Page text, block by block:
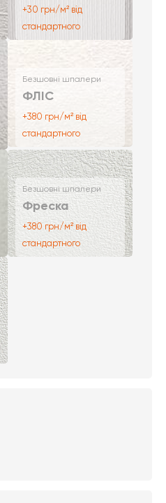
+30 грн/м² від
стандартного
Безшовні шпалери
ФЛІС
+380 грн/м² від
стандартного
Безшовні шпалери
Фреска
+380 грн/м² від
стандартного